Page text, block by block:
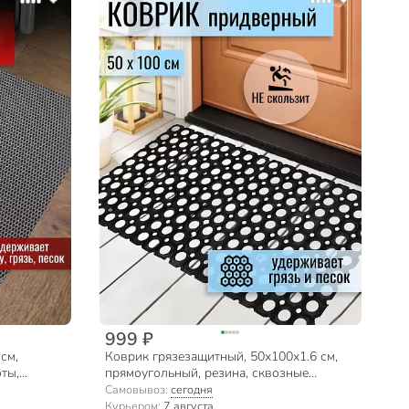
999 ₽
Коврик грязезащитный, 50х100х1.6 см,
прямоугольный, резина, сквозные
отверстия
Самовывоз:сегодня
Курьером: 7 августа